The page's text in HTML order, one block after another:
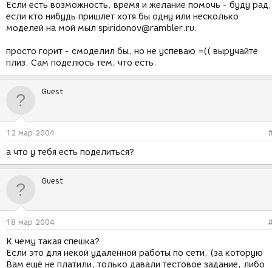
Если есть возможность, время и желание помочь - буду рад,
если кто нибудь пришлет хотя бы одну или несколько
моделей на мой мыл spiridonov@rambler.ru.
просто горит - смоделил бы, но не успеваю =(( выручайте
плиз. Сам поделюсь тем, что есть.
Guest
12 мар 2004
а что у тебя есть поделиться?
Guest
18 мар 2004
К чему такая спешка?
Если это для некой удалённой работы по сети, (за которую
Вам ещё не платили, только давали тестовое задание, либо